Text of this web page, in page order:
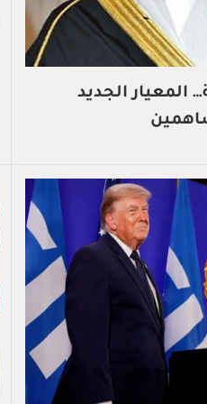
المعيار الجديد